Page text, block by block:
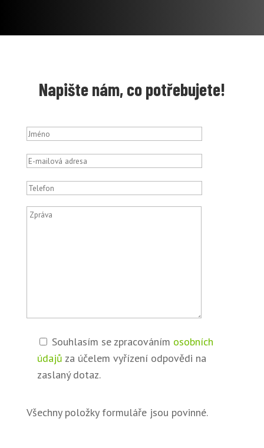
Napište nám, co potřebujete!
Souhlasím se zpracováním osobních
údajů za účelem vyřízení odpovědi na
zaslaný dotaz.
Všechny položky formuláře jsou povinné.